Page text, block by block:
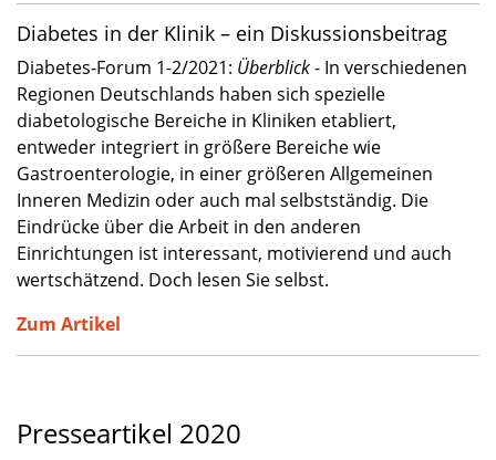
Diabetes in der Klinik – ein Diskussionsbeitrag
Diabetes-Forum 1-2/2021: Überblick- In verschiedenen
Regionen Deutschlands haben sich spezielle
diabetologische Bereiche in Kliniken etabliert,
entweder integriert in größere Bereiche wie
Gastroenterologie, in einer größeren Allgemeinen
Inneren Medizin oder auch mal selbstständig. Die
Eindrücke über die Arbeit in den anderen
Einrichtungen ist interessant, motivierend und auch
wertschätzend. Doch lesen Sie selbst.
Zum Artikel
Presseartikel 2020